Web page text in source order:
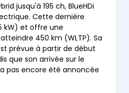
jusqu'à 195 ch, BlueHDi
Cette dernière
kW) et offre une
450 km (WLTP). Sa
prévue à partir de début
que son arrivée sur le
pas encore été annoncée